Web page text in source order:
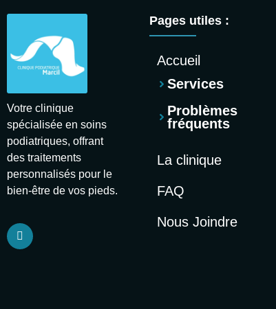
Votre clinique
spécialisée en soins
podiatriques, offrant
des traitements
personnalisés pour le
bien-être de vos pieds.
Pages utiles :
Accueil
Services
Problèmes
fréquents
La clinique
FAQ
Nous Joindre